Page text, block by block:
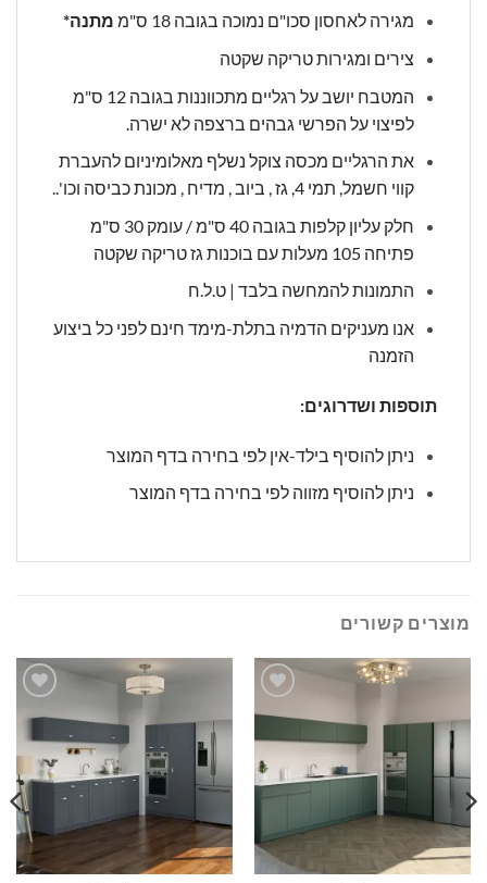
מגירה לאחסון סכו"ם נמוכה בגובה 18 ס"מ
מתנה*
צירים ומגירות טריקה שקטה
המטבח יושב על רגליים מתכווננות בגובה 12 ס"מ
לפיצוי על הפרשי גבהים ברצפה לא ישרה.
את הרגליים מכסה צוקל נשלף מאלומיניום להעברת
קווי חשמל, תמי 4, גז , ביוב , מדיח , מכונת כביסה וכו'..
חלק עליון קלפות בגובה 40 ס"מ / עומק 30 ס"מ
פתיחה 105 מעלות עם בוכנות גז טריקה שקטה
התמונות להמחשה בלבד | ט.ל.ח
אנו מעניקים הדמיה בתלת-מימד חינם לפני כל ביצוע
הזמנה
תוספות ושדרוגים:
ניתן להוסיף בילד-אין לפי בחירה בדף המוצר
ניתן להוסיף מזווה לפי בחירה בדף המוצר
מוצרים קשורים
הוסף
שלי
שלי